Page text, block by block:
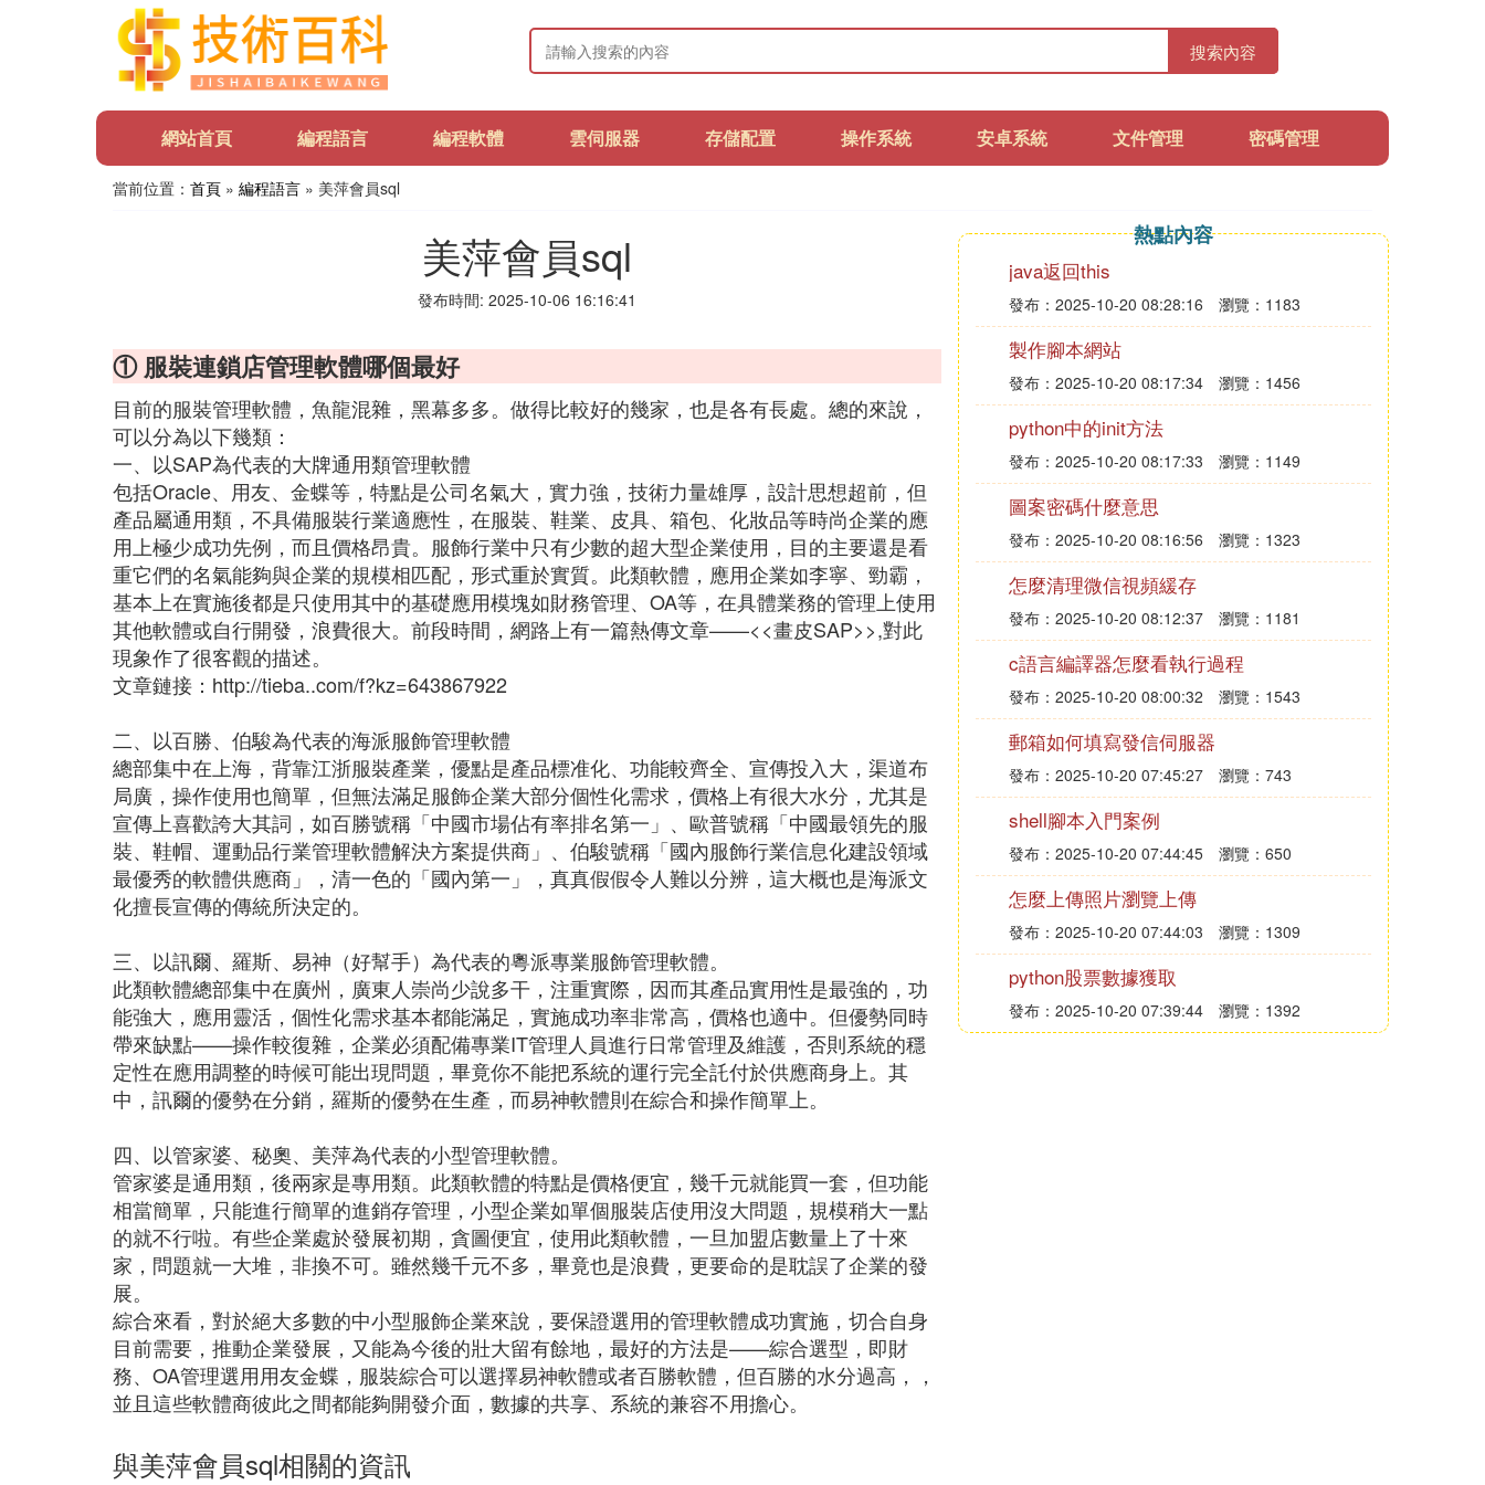
搜索內容
網站首頁 編程語言 編程軟體 雲伺服器 存儲配置 操作系統 安卓系統 文件管理 密碼管理
當前位置： 首頁 » 編程語言 » 美萍會員sql
美萍會員sql
發布時間: 2025-10-06 16:16:41
① 服裝連鎖店管理軟體哪個最好
目前的服裝管理軟體，魚龍混雜，黑幕多多。做得比較好的幾家，也是各有長處。總的來說，
可以分為以下幾類：
一、以SAP為代表的大牌通用類管理軟體
包括Oracle、用友、金蝶等，特點是公司名氣大，實力強，技術力量雄厚，設計思想超前，但
產品屬通用類，不具備服裝行業適應性，在服裝、鞋業、皮具、箱包、化妝品等時尚企業的應
用上極少成功先例，而且價格昂貴。服飾行業中只有少數的超大型企業使用，目的主要還是看
重它們的名氣能夠與企業的規模相匹配，形式重於實質。此類軟體，應用企業如李寧、勁霸，
基本上在實施後都是只使用其中的基礎應用模塊如財務管理、OA等，在具體業務的管理上使用
其他軟體或自行開發，浪費很大。前段時間，網路上有一篇熱傳文章——<<畫皮SAP>>,對此
現象作了很客觀的描述。
文章鏈接：http://tieba..com/f?kz=643867922
二、以百勝、伯駿為代表的海派服飾管理軟體
總部集中在上海，背靠江浙服裝產業，優點是產品標准化、功能較齊全、宣傳投入大，渠道布
局廣，操作使用也簡單，但無法滿足服飾企業大部分個性化需求，價格上有很大水分，尤其是
宣傳上喜歡誇大其詞，如百勝號稱「中國市場佔有率排名第一」、歐普號稱「中國最領先的服
裝、鞋帽、運動品行業管理軟體解決方案提供商」、伯駿號稱「國內服飾行業信息化建設領域
最優秀的軟體供應商」，清一色的「國內第一」，真真假假令人難以分辨，這大概也是海派文
化擅長宣傳的傳統所決定的。
三、以訊爾、羅斯、易神（好幫手）為代表的粵派專業服飾管理軟體。
此類軟體總部集中在廣州，廣東人崇尚少說多干，注重實際，因而其產品實用性是最強的，功
能強大，應用靈活，個性化需求基本都能滿足，實施成功率非常高，價格也適中。但優勢同時
帶來缺點——操作較復雜，企業必須配備專業IT管理人員進行日常管理及維護，否則系統的穩
定性在應用調整的時候可能出現問題，畢竟你不能把系統的運行完全託付於供應商身上。其
中，訊爾的優勢在分銷，羅斯的優勢在生產，而易神軟體則在綜合和操作簡單上。
四、以管家婆、秘奧、美萍為代表的小型管理軟體。
管家婆是通用類，後兩家是專用類。此類軟體的特點是價格便宜，幾千元就能買一套，但功能
相當簡單，只能進行簡單的進銷存管理，小型企業如單個服裝店使用沒大問題，規模稍大一點
的就不行啦。有些企業處於發展初期，貪圖便宜，使用此類軟體，一旦加盟店數量上了十來
家，問題就一大堆，非換不可。雖然幾千元不多，畢竟也是浪費，更要命的是耽誤了企業的發
展。
綜合來看，對於絕大多數的中小型服飾企業來說，要保證選用的管理軟體成功實施，切合自身
目前需要，推動企業發展，又能為今後的壯大留有餘地，最好的方法是——綜合選型，即財
務、OA管理選用用友金蝶，服裝綜合可以選擇易神軟體或者百勝軟體，但百勝的水分過高，，
並且這些軟體商彼此之間都能夠開發介面，數據的共享、系統的兼容不用擔心。
與美萍會員sql相關的資訊
熱點內容
java返回this
發布：2025-10-20 08:28:16 瀏覽：1183
製作腳本網站
發布：2025-10-20 08:17:34 瀏覽：1456
python中的init方法
發布：2025-10-20 08:17:33 瀏覽：1149
圖案密碼什麼意思
發布：2025-10-20 08:16:56 瀏覽：1323
怎麼清理微信視頻緩存
發布：2025-10-20 08:12:37 瀏覽：1181
c語言編譯器怎麼看執行過程
發布：2025-10-20 08:00:32 瀏覽：1543
郵箱如何填寫發信伺服器
發布：2025-10-20 07:45:27 瀏覽：743
shell腳本入門案例
發布：2025-10-20 07:44:45 瀏覽：650
怎麼上傳照片瀏覽上傳
發布：2025-10-20 07:44:03 瀏覽：1309
python股票數據獲取
發布：2025-10-20 07:39:44 瀏覽：1392